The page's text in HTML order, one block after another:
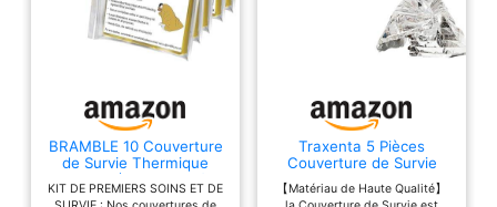
BRAMBLE 10 Couverture
de Survie Thermique
Urgence (210x160cm) -
Premiers Secours,
KIT DE PREMIERS SOINS ET DE
Traxenta 5 Pièces
Couverture de Survie
Reutilisable, Couvertures
Thermiques d'urgence
【Matériau de Haute Qualité】